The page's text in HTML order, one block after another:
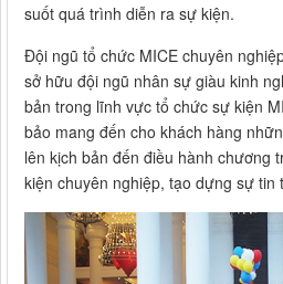
suốt quá trình diễn ra sự kiện.
Đội ngũ tổ chức MICE chuyên
sở hữu đội ngũ nhân sự giàu kinh
bản trong lĩnh vực tổ chức sự kiện
bảo mang đến cho khách hàng
lên kịch bản đến điều hành chương
kiện chuyên nghiệp, tạo dựng sự tin